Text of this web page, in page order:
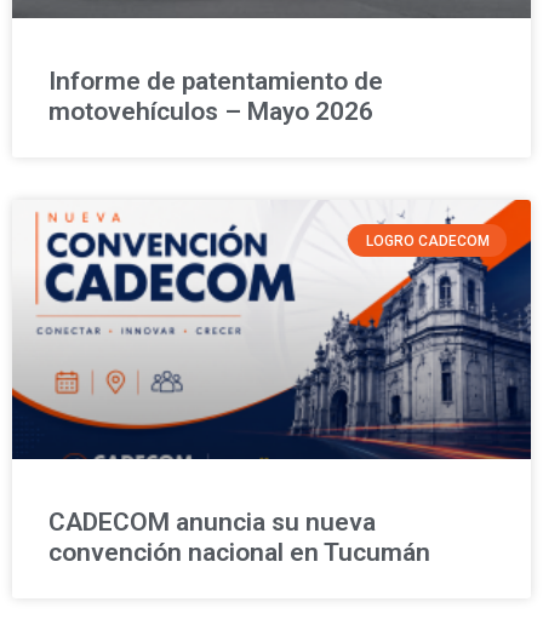
Informe de patentamiento de
motovehículos – Mayo 2026
LOGRO CADECOM
CADECOM anuncia su nueva
convención nacional en Tucumán